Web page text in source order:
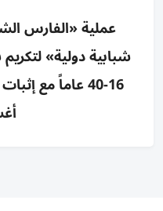
شبابية دولية»